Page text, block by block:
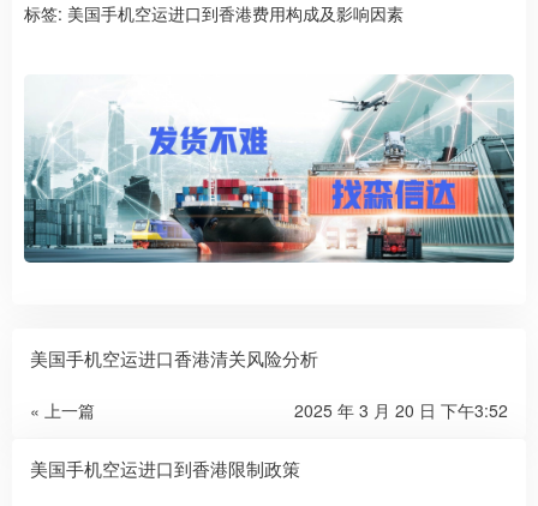
标签: 美国手机空运进口到香港费用构成及影响因素
美国手机空运进口香港清关风险分析
« 上一篇 2025 年 3 月 20 日 下午3:52
美国手机空运进口到香港限制政策